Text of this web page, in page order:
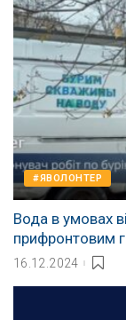
#ЯВОЛОНТЕР
Вода в умовах
прифронтовим
16.12.2024